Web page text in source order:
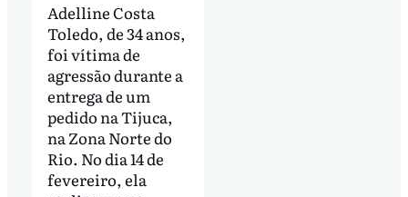
Adelline Costa
Toledo, de 34 anos,
foi vítima de
agressão durante a
entrega de um
pedido na Tijuca,
na Zona Norte do
Rio. No dia 14 de
fevereiro, ela